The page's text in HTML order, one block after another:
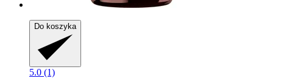
Do koszyka
5.0 (1)